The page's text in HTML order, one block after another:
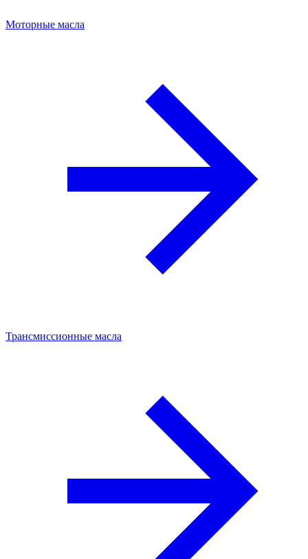
Моторные масла
Трансмиссионные масла